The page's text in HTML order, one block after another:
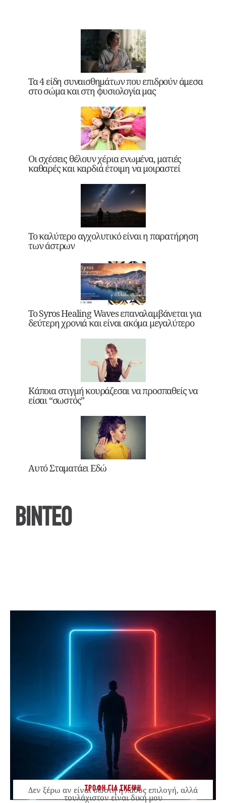
Τα 4 είδη συναισθημάτων που επιδρούν άμεσα
στο σώμα και στη φυσιολογία μας
Οι σχέσεις θέλουν χέρια ενωμένα, ματιές
καθαρές και καρδιά έτοιμη να μοιραστεί
Το καλύτερο αγχολυτικό είναι η παρατήρηση
των άστρων
Το Syros Healing Waves επαναλαμβάνεται για
δεύτερη χρονιά και είναι ακόμα μεγαλύτερο
Κάποια στιγμή κουράζεσαι να προσπαθείς να
είσαι “σωστός”
Αυτό Σταματάει Εδώ
ΒΙΝΤΕΟ
ΤΡΟΦΗ ΓΙΑ ΣΚΕΨΗ
Δεν ξέρω αν είναι σωστή ή λάθος επιλογή, αλλά
τουλάχιστον είναι δική μου